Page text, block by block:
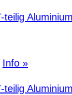
Info »
teilig